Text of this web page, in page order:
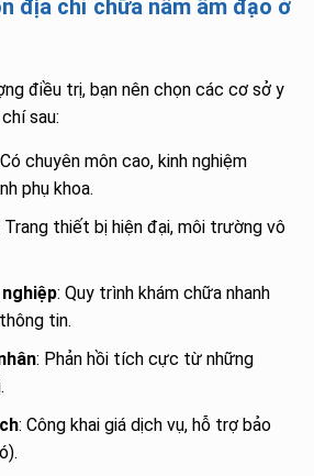
địa chỉ chữa nấm âm đạo ở
điều trị, bạn nên chọn các cơ sở y
sau:
chuyên môn cao, kinh nghiệm
phụ khoa.
Trang thiết bị hiện đại, môi trường vô
: Quy trình khám chữa nhanh
tin.
: Phản hồi tích cực từ những
: Công khai giá dịch vụ, hỗ trợ bảo